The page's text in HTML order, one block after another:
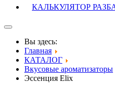
КАЛЬКУЛЯТОР
Вы здесь:
Главная
КАТАЛОГ
Вкусовые ароматизаторы
Эссенция Elix